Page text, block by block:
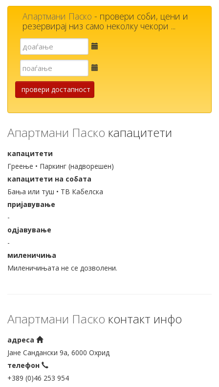
Апартмани Паско - провери соби, цени и
резервирај низ само неколку чекори ...
Е-
пошта
Е-
пошта
провери достапност
Апартмани Паско капацитети
капацитети
Греење • Паркинг (надворешен)
капацитети на собата
Бања или туш • ТВ Кабелска
пријавување
-
одјавување
-
миленичиња
Миленичињата не се дозволени.
Апартмани Паско контакт инфо
адреса
Јане Сандански 9а, 6000 Охрид
телефон
+389 (0)46 253 954